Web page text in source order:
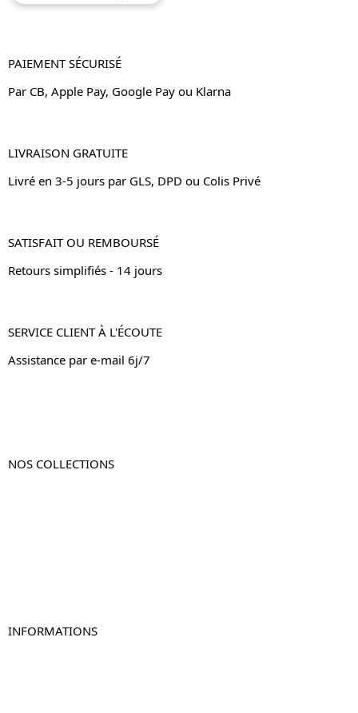
PAIEMENT SÉCURISÉ
Par CB, Apple Pay, Google Pay ou Klarna
LIVRAISON GRATUITE
Livré en 3-5 jours par GLS, DPD ou Colis Privé
SATISFAIT OU REMBOURSÉ
Retours simplifiés - 14 jours
SERVICE CLIENT À L'ÉCOUTE
Assistance par e-mail 6j/7
NOS COLLECTIONS
INFORMATIONS